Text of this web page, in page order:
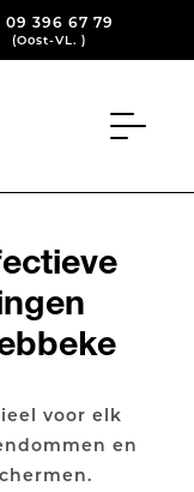
09 396 67 79
(Oost-VL. )
voor elk
en